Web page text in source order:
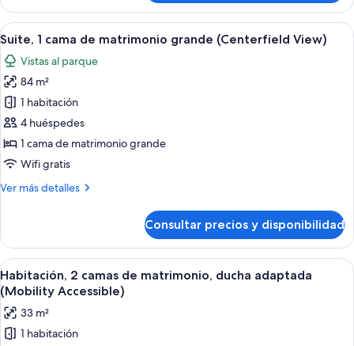
(Mobility
Accessible)
1
cama
de
matrimonio
grande,
ducha
adaptada
(Mobility
Accessible)
Abrir
todas
las
fotos
de
Suite,
1
cama
matrimonio
View)
Una cocina moderna con una isla
2
Suite, 1 cama de matrimonio grande (Centerfield View)
Vistas al parque
84 m²
1 habitación
4 huéspedes
1 cama de matrimonio grande
Wifi gratis
Ver más detalles
Más
1
cama
de
matrimonio
grande
(Centerfield
View)
Consultar precios y disponibilidad
Abrir
todas
las
fotos
de
Una cocina moderna con una isla
2
Habitación, 2 camas de matrimonio, ducha adaptada
(Mobility Accessible)
33 m²
1 habitación